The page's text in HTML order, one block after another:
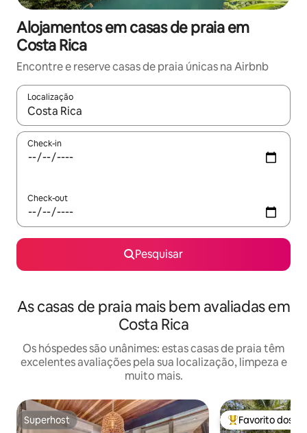
Alojamentos em casas de praia em
Costa Rica
Encontre e reserve casas de praia únicas na Airbnb
Localização
Quando os resultados estiverem disponíveis, navegue com
Check-in
Check-out
Pesquisar
As casas de praia mais bem avaliadas em
Costa Rica
Os hóspedes são unânimes: estas casas de praia têm
excelentes avaliações pela sua localização, limpeza e
muito mais.
Superhost
Superhost Favoritos dos
Favorito dos